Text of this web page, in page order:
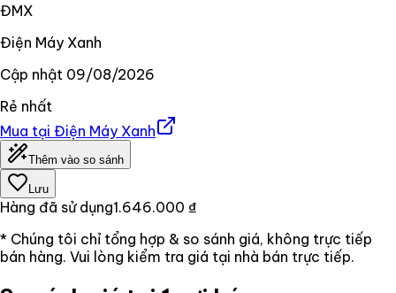
ĐMX
Điện Máy Xanh
Cập nhật 09/08/2026
Rẻ nhất
Mua tại Điện Máy Xanh
Thêm vào so sánh
Lưu
Hàng đã sử dụng1.646.000 ₫
* Chúng tôi chỉ tổng hợp & so sánh giá, không trực tiếp
bán hàng. Vui lòng kiểm tra giá tại nhà bán trực tiếp.